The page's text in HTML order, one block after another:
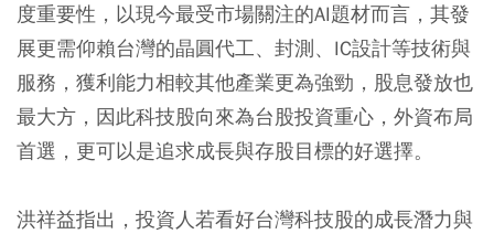
度重要性，以現今最受市場關注的AI題材而言，其發
展更需仰賴台灣的晶圓代工、封測、IC設計等技術與
服務，獲利能力相較其他產業更為強勁，股息發放也
最大方，因此科技股向來為台股投資重心，外資布局
首選，更可以是追求成長與存股目標的好選擇。
洪祥益指出，投資人若看好台灣科技股的成長潛力與